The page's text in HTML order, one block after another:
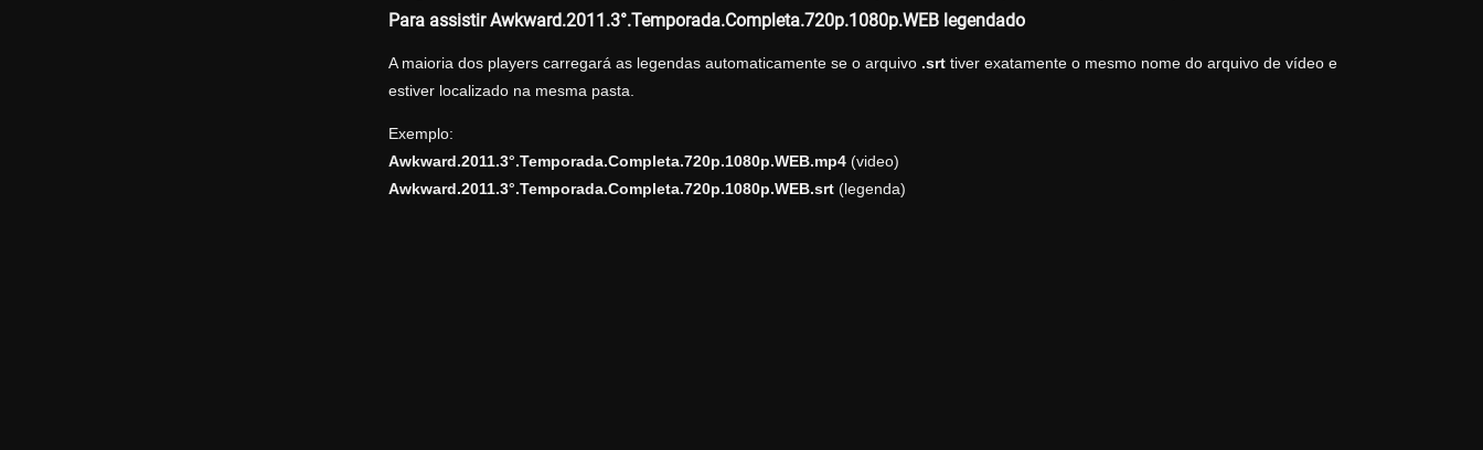
Para assistir Awkward.2011.3°.Temporada.Completa.720p.1080p.WEB legendado
A maioria dos players carregará as legendas automaticamente se o arquivo .srttiver exatamente o mesmo nome do arquivo de vídeo e
estiver localizado na mesma pasta.
Exemplo:
Awkward.2011.3°.Temporada.Completa.720p.1080p.WEB.mp4(video)
Awkward.2011.3°.Temporada.Completa.720p.1080p.WEB.srt(legenda)